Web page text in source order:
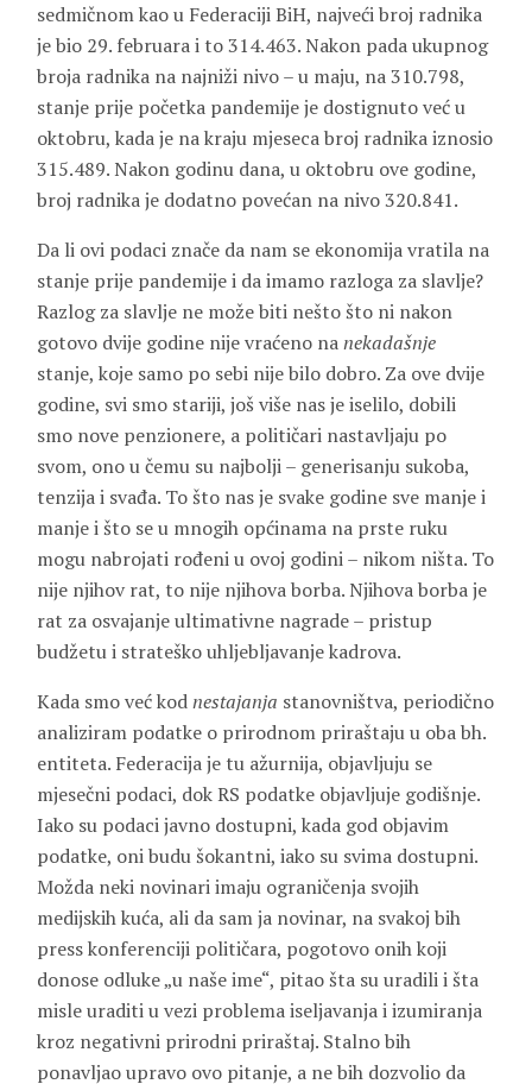
sedmičnom kao u Federaciji BiH, najveći broj radnika
je bio 29. februara i to 314.463. Nakon pada ukupnog
broja radnika na najniži nivo – u maju, na 310.798,
stanje prije početka pandemije je dostignuto već u
oktobru, kada je na kraju mjeseca broj radnika iznosio
315.489. Nakon godinu dana, u oktobru ove godine,
broj radnika je dodatno povećan na nivo 320.841.
Da li ovi podaci znače da nam se ekonomija vratila na
stanje prije pandemije i da imamo razloga za slavlje?
Razlog za slavlje ne može biti nešto što ni nakon
gotovo dvije godine nije vraćeno nanekadašnje
stanje, koje samo po sebi nije bilo dobro. Za ove dvije
godine, svi smo stariji, još više nas je iselilo, dobili
smo nove penzionere, a političari nastavljaju po
svom, ono u čemu su najbolji – generisanju sukoba,
tenzija i svađa. To što nas je svake godine sve manje i
manje i što se u mnogih općinama na prste ruku
mogu nabrojati rođeni u ovoj godini – nikom ništa. To
nije njihov rat, to nije njihova borba. Njihova borba je
rat za osvajanje ultimativne nagrade – pristup
budžetu i strateško uhljebljavanje kadrova.
Kada smo već kodnestajanja stanovništva, periodično
analiziram podatke o prirodnom priraštaju u oba bh.
entiteta. Federacija je tu ažurnija, objavljuju se
mjesečni podaci, dok RS podatke objavljuje godišnje.
Iako su podaci javno dostupni, kada god objavim
podatke, oni budu šokantni, iako su svima dostupni.
Možda neki novinari imaju ograničenja svojih
medijskih kuća, ali da sam ja novinar, na svakoj bih
press konferenciji političara, pogotovo onih koji
donose odluke „u naše ime“, pitao šta su uradili i šta
misle uraditi u vezi problema iseljavanja i izumiranja
kroz negativni prirodni priraštaj. Stalno bih
ponavljao upravo ovo pitanje, a ne bih dozvolio da